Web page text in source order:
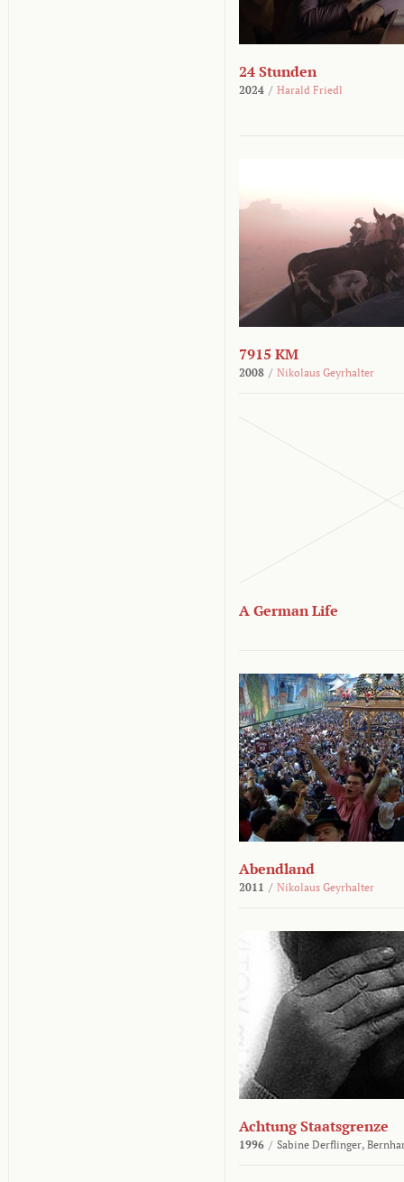
24 Stunden
2024 / Harald Friedl
7915 KM
2008 / Nikolaus Geyrhalter
A German Life
Abendland
2011 / Nikolaus Geyrhalter
Achtung Staatsgrenze
1996 / Sabine Derflinger,